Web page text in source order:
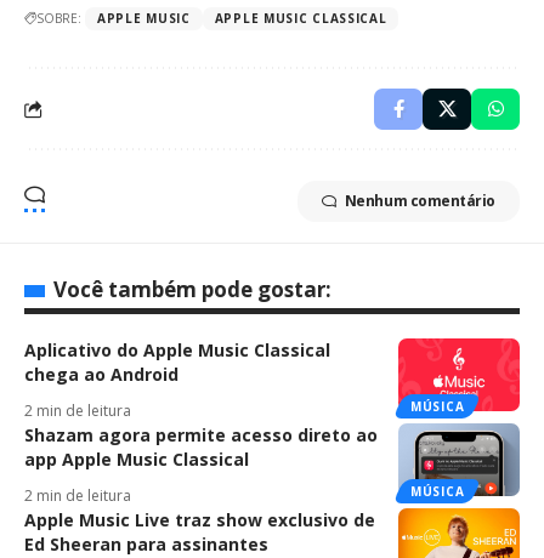
SOBRE: APPLE MUSIC APPLE MUSIC CLASSICAL
Nenhum comentário
Você também pode gostar:
MÚSICA
Aplicativo do Apple Music Classical
chega ao Android
2 min de leitura
MÚSICA
Shazam agora permite acesso direto ao
app Apple Music Classical
2 min de leitura
Apple Music Live traz show exclusivo de
Ed Sheeran para assinantes